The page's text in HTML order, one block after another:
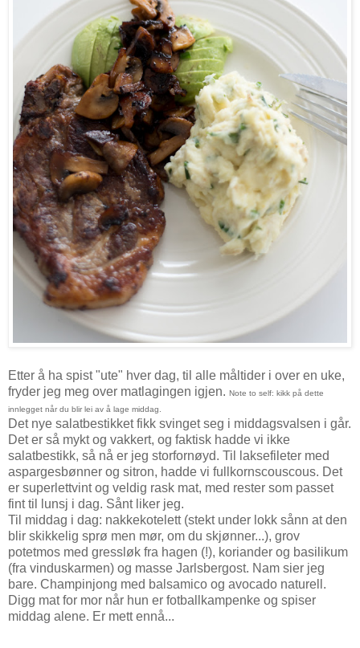
Etter å ha spist "ute" hver dag, til alle måltider i over en uke,
fryder jeg meg over matlagingen igjen. Note to self: kikk på dette
innlegget når du blir lei av å lage middag.
Det nye salatbestikket fikk svinget seg i middagsvalsen i går.
Det er så mykt og vakkert, og faktisk hadde vi ikke
salatbestikk, så nå er jeg storfornøyd. Til laksefileter med
aspargesbønner og sitron, hadde vi fullkornscouscous. Det
er superlettvint og veldig rask mat, med rester som passet
fint til lunsj i dag. Sånt liker jeg.
Til middag i dag: nakkekotelett (stekt under lokk sånn at den
blir skikkelig sprø men mør, om du skjønner...), grov
potetmos med gressløk fra hagen (!), koriander og basilikum
(fra vinduskarmen) og masse Jarlsbergost. Nam sier jeg
bare. Champinjong med balsamico og avocado naturell.
Digg mat for mor når hun er fotballkampenke og spiser
middag alene. Er mett ennå...